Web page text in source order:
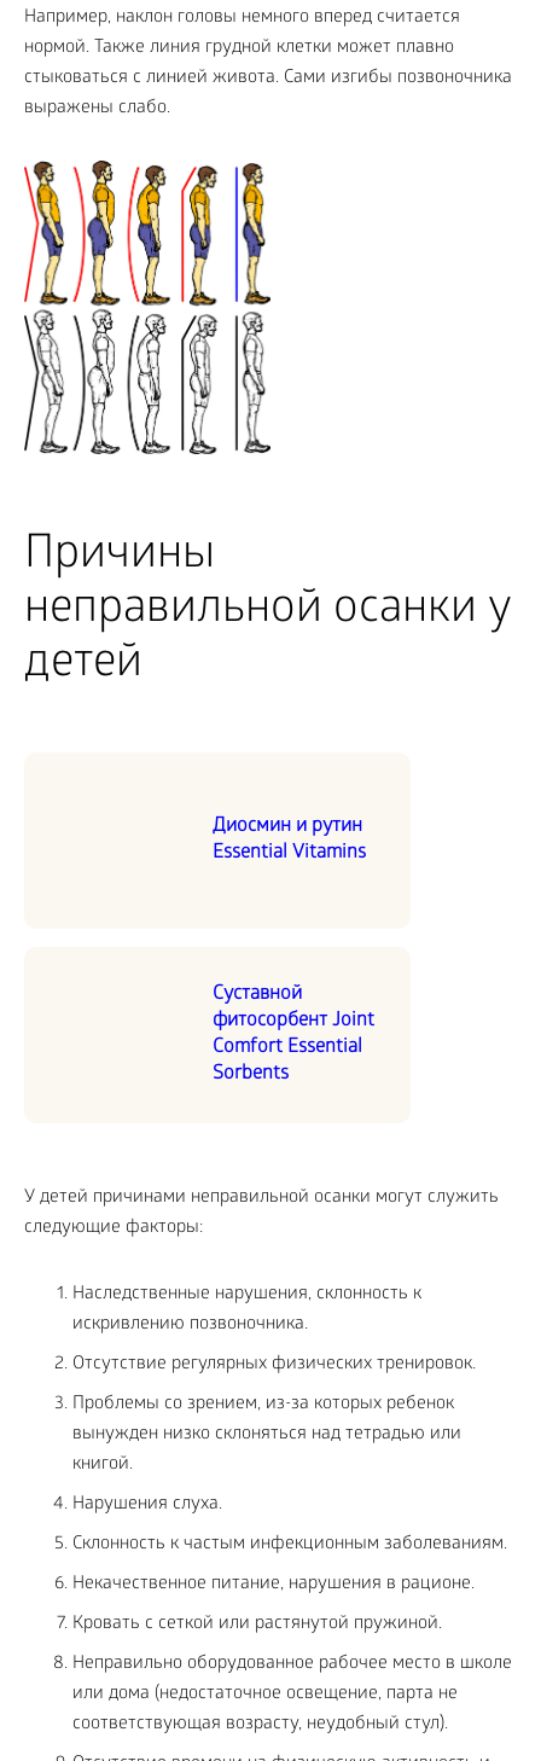
Например, наклон головы немного вперед считается
нормой. Также линия грудной клетки может плавно
стыковаться с линией живота. Сами изгибы позвоночника
выражены слабо.
Причины
неправильной осанки у
детей
Диосмин и рутин
Essential Vitamins
Суставной
фитосорбент Joint
Comfort Essential
Sorbents
У детей причинами неправильной осанки могут служить
следующие факторы:
Наследственные нарушения, склонность к
искривлению позвоночника.
Отсутствие регулярных физических тренировок.
Проблемы со зрением, из-за которых ребенок
вынужден низко склоняться над тетрадью или
книгой.
Нарушения слуха.
Склонность к частым инфекционным заболеваниям.
Некачественное питание, нарушения в рационе.
Кровать с сеткой или растянутой пружиной.
Неправильно оборудованное рабочее место в школе
или дома (недостаточное освещение, парта не
соответствующая возрасту, неудобный стул).